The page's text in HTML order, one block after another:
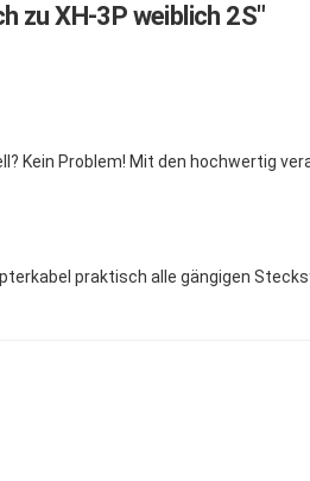
zu XH-3P weiblich 2S"
Kein Problem! Mit den hochwertig
praktisch alle gängigen